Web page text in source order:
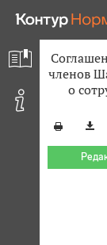
членов
о